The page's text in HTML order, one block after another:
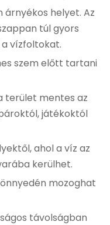
árnyékos helyet. Az
túl gyors
vízfoltokat.
szem előtt tartani
terület mentes az
játékoktól
ahol a víz az
kerülhet.
mozoghat
távolságban